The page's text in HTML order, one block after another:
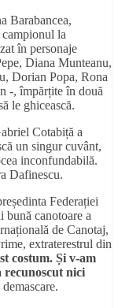
Barabancea,
la
în personaje
Diana Munteanu,
Dorian Popa, Rona
-, împărțite în două
le ghicească.
Cotabiță a
un singur cuvânt,
inconfundabilă.
Dafinescu.
Federației
bună canotoare a
de Canotaj,
extraterestrul din
costum. Și v-am
nici